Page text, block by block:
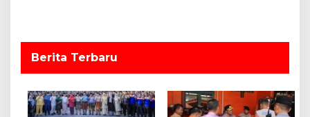
s
Berita Terbaru